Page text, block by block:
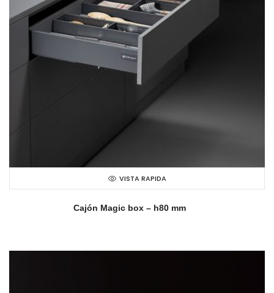
VISTA RAPIDA
Cajón Magic box – h80 mm